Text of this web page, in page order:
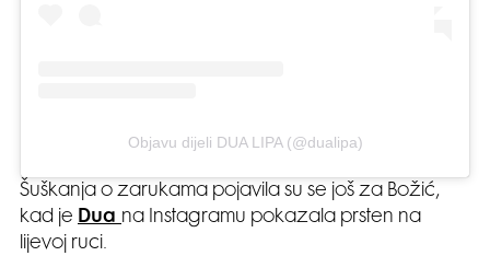
Objavu dijeli DUA LIPA (@dualipa)
Šuškanja o zarukama pojavila su se još za Božić,
kad je Dua na Instagramu pokazala prsten na
lijevoj ruci.